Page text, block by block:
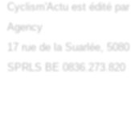
Cyclism'Actu est édité par
Agency
17 rue de la Suarlée,
SPRLS BE 0836.273.820